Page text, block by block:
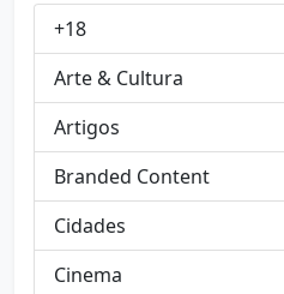
+18
Arte & Cultura
Artigos
Branded Content
Cidades
Cinema